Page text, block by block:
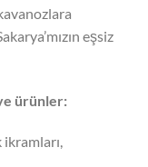
eşsiz
ürünler:
ikramları,